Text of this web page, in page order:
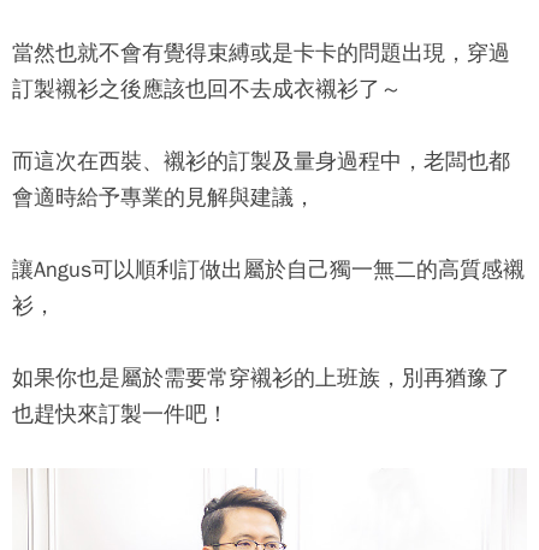
當然也就不會有覺得束縛或是卡卡的問題出現，穿過
訂製襯衫之後應該也回不去成衣襯衫了～
而這次在西裝、襯衫的訂製及量身過程中，老闆也都
會適時給予專業的見解與建議，
讓Angus可以順利訂做出屬於自己獨一無二的高質感襯
衫，
如果你也是屬於需要常穿襯衫的上班族，別再猶豫了
也趕快來訂製一件吧！